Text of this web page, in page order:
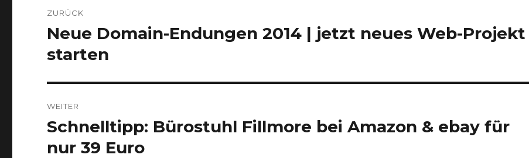
ZURÜCK
Vorheriger
Beitrag:
Neue Domain-Endungen 2014 | jetzt neues Web-Projekt
starten
WEITER
Nächster
Beitrag:
Schnelltipp: Bürostuhl Fillmore bei Amazon & ebay für
nur 39 Euro